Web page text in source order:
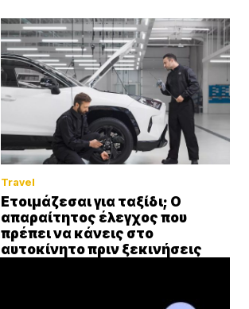
Travel
Ετοιμάζεσαι για ταξίδι; Ο
απαραίτητος έλεγχος που
πρέπει να κάνεις στο
αυτοκίνητο πριν ξεκινήσεις